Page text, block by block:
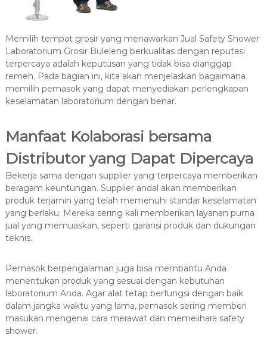
Memilih tempat grosir yang menawarkan Jual Safety Shower
Laboratorium Grosir Buleleng berkualitas dengan reputasi
terpercaya adalah keputusan yang tidak bisa dianggap
remeh. Pada bagian ini, kita akan menjelaskan bagaimana
memilih pemasok yang dapat menyediakan perlengkapan
keselamatan laboratorium dengan benar.
Manfaat Kolaborasi bersama
Distributor yang Dapat Dipercaya
Bekerja sama dengan supplier yang terpercaya memberikan
beragam keuntungan. Supplier andal akan memberikan
produk terjamin yang telah memenuhi standar keselamatan
yang berlaku. Mereka sering kali memberikan layanan purna
jual yang memuaskan, seperti garansi produk dan dukungan
teknis.
Pemasok berpengalaman juga bisa membantu Anda
menentukan produk yang sesuai dengan kebutuhan
laboratorium Anda. Agar alat tetap berfungsi dengan baik
dalam jangka waktu yang lama, pemasok sering memberi
masukan mengenai cara merawat dan memelihara safety
shower.